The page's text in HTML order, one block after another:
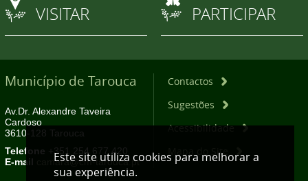
VISITAR PARTICIPAR
Município de Tarouca
Av.Dr. Alexandre Taveira
Cardoso
3610-128 Tarouca
Telefone +351 254 677 420
E-mail
camara@cm-tarouca.pt
Contactos
Sugestões
Acessibilidade
Mapa do Site
Este site utiliza cookies para melhorar a
sua experiência.